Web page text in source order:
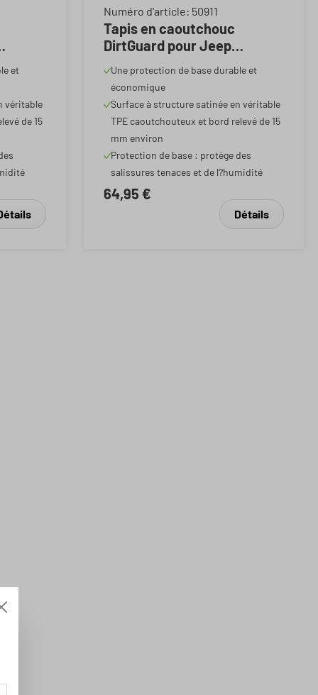
et
véritable
de 15
Note moyenne de 5 sur 5 étoiles
Numéro d'article: 50911
Tapis en caoutchouc
DirtGuard pour Jeep
Compass 01/2016-auj., Alfa
Romeo Tonale 03/2022-auj.
Une protection de base durable et
économique
Surface à structure satinée en véritable
TPE caoutchouteux et bord relevé de 15
mm environ
Protection de base : protège des
salissures tenaces et de l?humidité
64,95 €
Détails